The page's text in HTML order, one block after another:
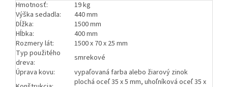
Hmotnosť:
19 kg
Výška sedadla:
440 mm
Dĺžka:
1500 mm
Hĺbka:
400 mm
Rozmery lát:
1500 x 70 x 25 mm
Typ použitého
dreva:
smrekové
Úprava kovu:
vypaľovaná farba alebo žiarový zinok
plochá oceľ 35 x 5 mm, uhoľníková oceľ 35 x